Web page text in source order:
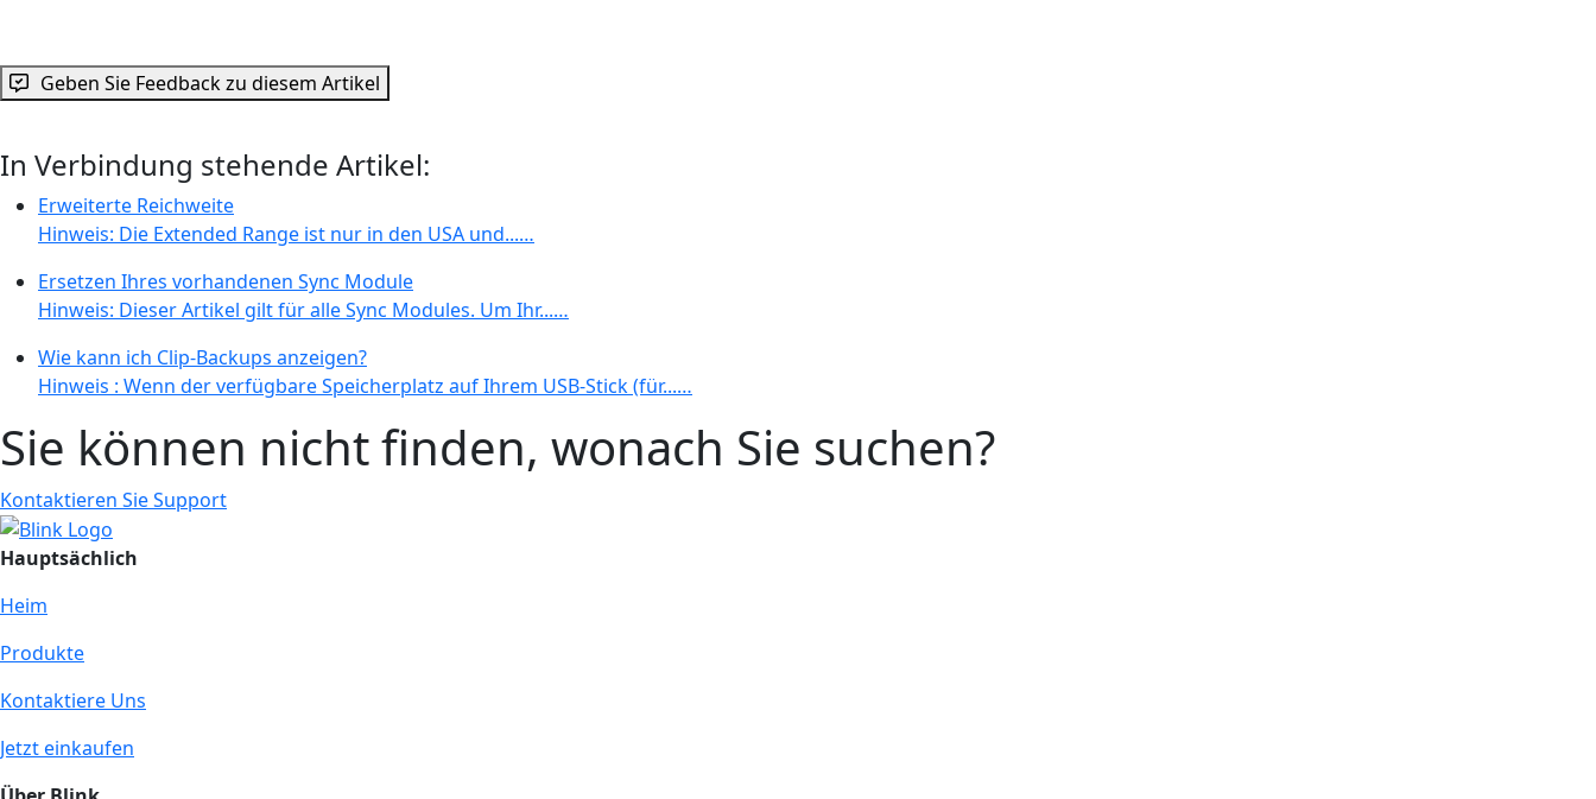
Geben Sie Feedback zu diesem Artikel
In Verbindung stehende Artikel:
Erweiterte Reichweite
Hinweis: Die Extended Range ist nur in den USA und...…
Ersetzen Ihres vorhandenen Sync Module
Hinweis: Dieser Artikel gilt für alle Sync Modules. Um Ihr...…
Wie kann ich Clip-Backups anzeigen?
Hinweis : Wenn der verfügbare Speicherplatz auf Ihrem USB-Stick (für...…
Sie können nicht finden, wonach Sie suchen?
Kontaktieren Sie Support
Hauptsächlich
Heim
Produkte
Kontaktiere Uns
Jetzt einkaufen